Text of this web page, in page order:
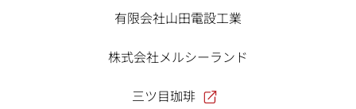
有限会社山田電設工業
株式会社メルシーランド
三ツ目珈琲